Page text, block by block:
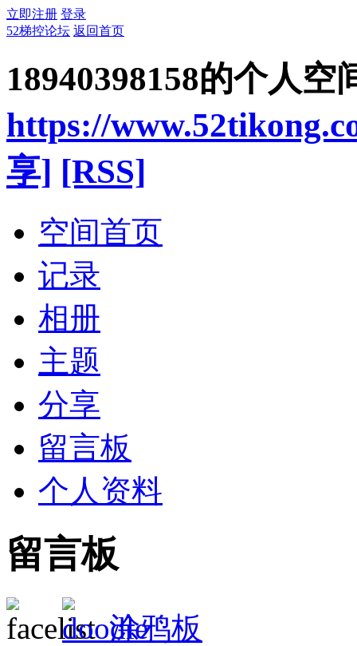
立即注册 登录
52梯控论坛 返回首页
18940398158的个人空
https://
享] [RSS]
空间首页
记录
相册
主题
分享
留言板
个人资料
留言板
涂鸦板